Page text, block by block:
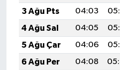
3 Ağu Pts
04:03
4 Ağu Sal
04:05
5 Ağu Çar
04:06
6 Ağu Per
04:08